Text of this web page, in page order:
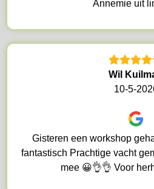
Annemie uit
Wil
10-5-
Gisteren een workshop
fantastisch Prachtige vacht
mee 😀👌👌 Voor